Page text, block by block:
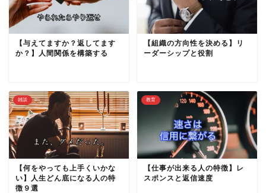
【与えてますか？返してます
か？】人間関係を構築する
【組織の方向性を決める】リ
ーダーシップと役割
雑談
【何をやっても上手くいかな
い】人生どん底になる人の特
徴９選
教育
【仕事が出来る人の特徴】レ
スポンスと返信速度